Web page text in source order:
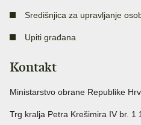
Središnjica za upravljanje
Upiti građana
Kontakt
Ministarstvo obrane Republike
Trg kralja Petra Krešimira IV br. 1